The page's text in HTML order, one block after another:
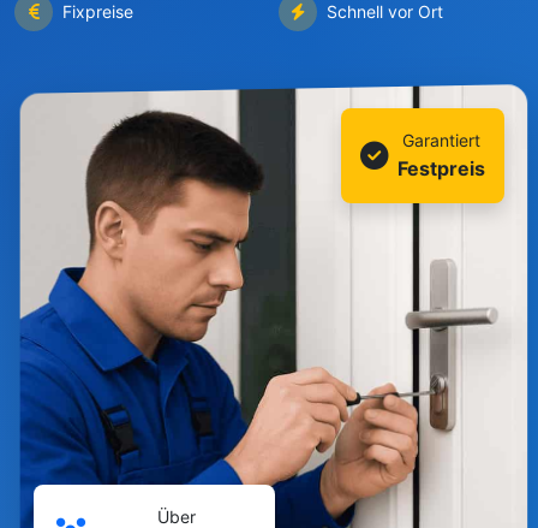
Fixpreise Schnell vor Ort
Garantiert
Festpreis
Über